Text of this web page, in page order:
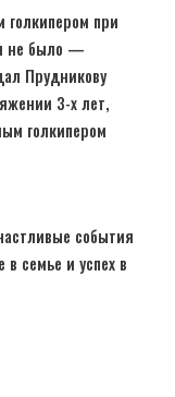
при
не было —
Прудникову
3-х лет,
голкипером
события
семье и успех в